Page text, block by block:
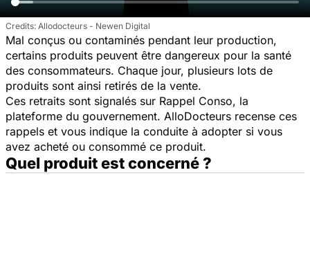
Allodocteurs - Newen Digital
Mal conçus ou contaminés pendant leur production,
certains produits peuvent être dangereux pour la santé
des consommateurs. Chaque jour, plusieurs lots de
produits sont ainsi retirés de la vente.
Ces retraits sont signalés sur Rappel Conso, la
plateforme du gouvernement. AlloDocteurs recense ces
rappels et vous indique la conduite à adopter si vous
avez acheté ou consommé ce produit.
Quel produit est concerné ?